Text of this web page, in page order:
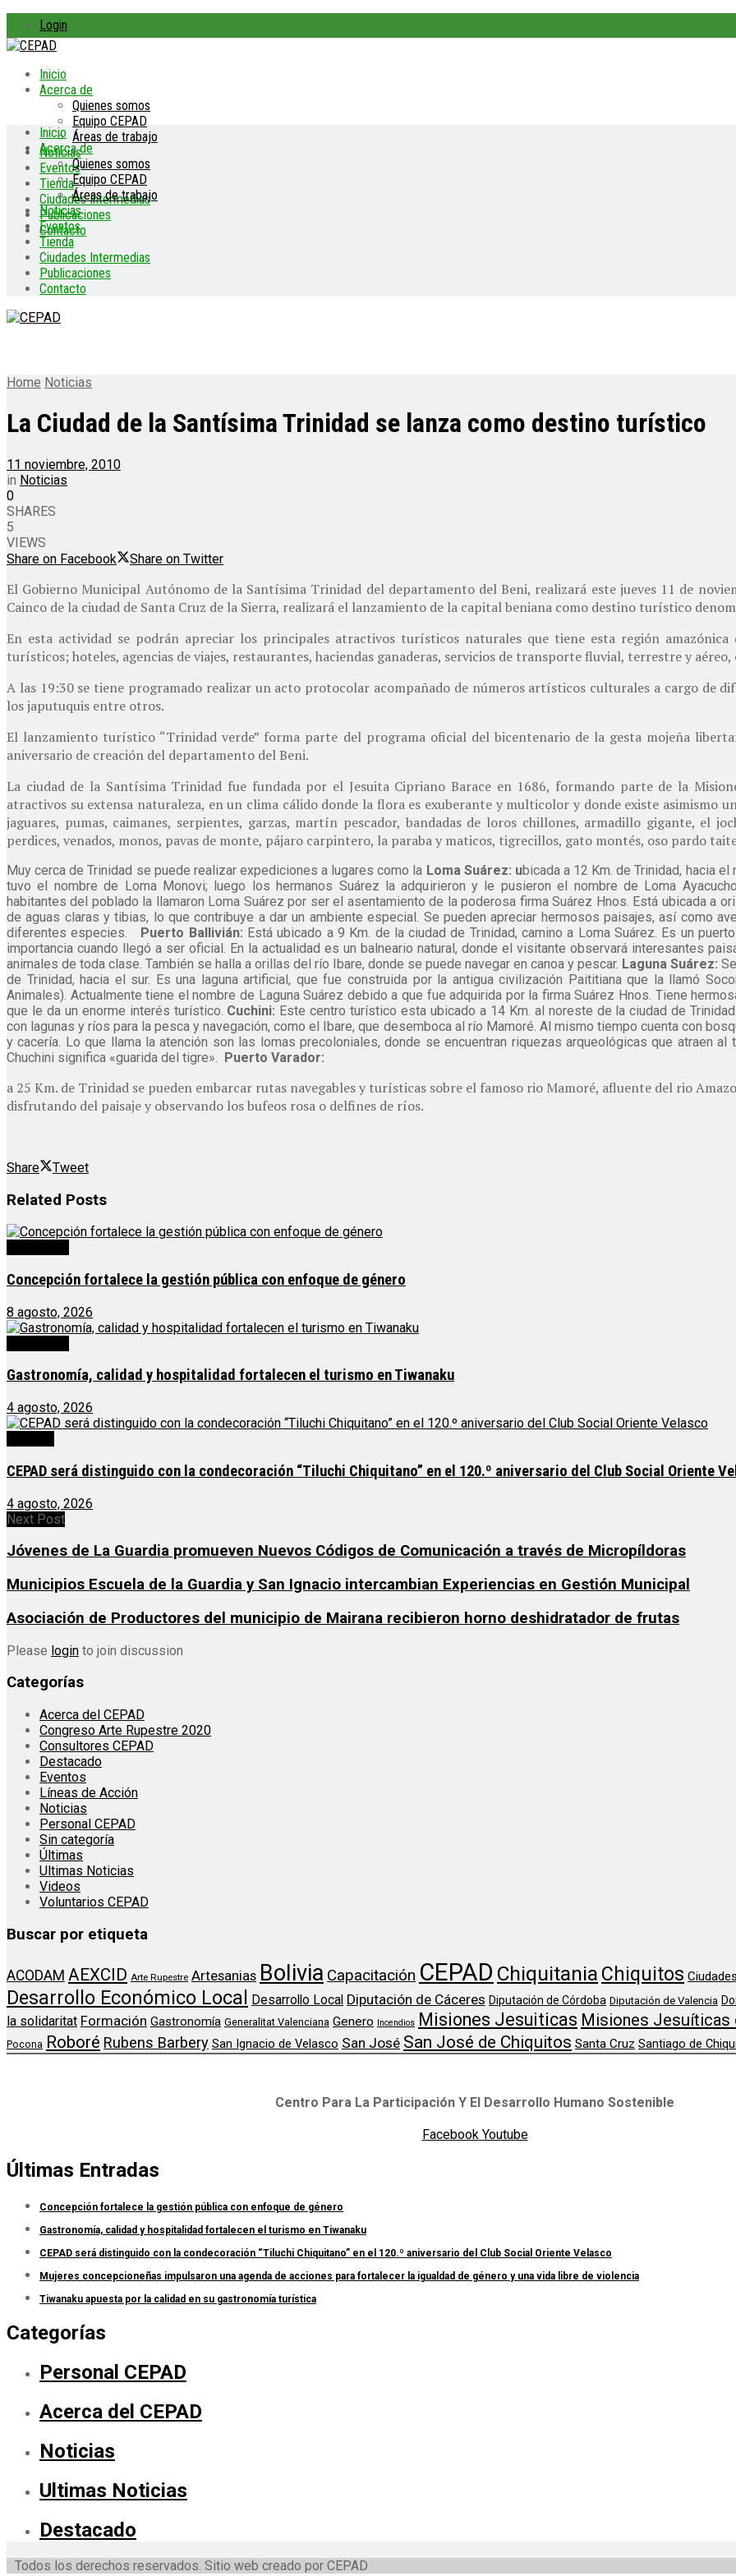
Login
Inicio
Acerca de
Quienes somos
Equipo CEPAD
Áreas de trabajo
Noticias
Eventos
Tienda
Ciudades Intermedias
Publicaciones
Contacto
Inicio
Acerca de
Quienes somos
Equipo CEPAD
Áreas de trabajo
Noticias
Eventos
Tienda
Ciudades Intermedias
Publicaciones
Contacto
Home Noticias
La Ciudad de la Santísima Trinidad se lanza como destino turístico
11 noviembre, 2010
in Noticias
0
SHARES
5
VIEWS
Share on Facebook
Share on Twitter
El Gobierno Municipal Autónomo de la Santísima Trinidad del departamento del Beni, realizará este jueves 11 de
Cainco de la ciudad de Santa Cruz de la Sierra, realizará el lanzamiento de la capital beniana como destino turístico
En esta actividad se podrán apreciar los principales atractivos turísticos naturales que tiene esta región
turísticos; hoteles, agencias de viajes, restaurantes, haciendas ganaderas, servicios de transporte fluvial, terrestre y aéreo,
A las 19:30 se tiene programado realizar un acto protocolar acompañado de números artísticos culturales a cargo de
los japutuquis entre otros.
El lanzamiento turístico “Trinidad verde” forma parte del programa oficial del bicentenario de la gesta mojeña
aniversario de creación del departamento del Beni.
La ciudad de la Santísima Trinidad fue fundada por el Jesuita Cipriano Barace en 1686, formando parte de la
atractivos su extensa naturaleza, en un clima cálido donde la flora es exuberante y multicolor y donde existe asimismo
jaguares, pumas, caimanes, serpientes, garzas, martín pescador, bandadas de loros chillones, armadillo gigante, el
perdices, venados, monos, pavas de monte, pájaro carpintero, la paraba y maticos, tigrecillos, gato montés, oso pardo
Muy cerca de Trinidad se puede realizar expediciones a lugares como la Loma Suárez: ubicada a 12 Km. de Trinidad, hacia
tuvo el nombre de Loma Monovi; luego los hermanos Suárez la adquirieron y le pusieron el nombre de Loma
habitantes del poblado la llamaron Loma Suárez por ser el asentamiento de la poderosa firma Suárez Hnos. Está ubicada a
de aguas claras y tibias, lo que contribuye a dar un ambiente especial. Se pueden apreciar hermosos paisajes, así como
diferentes especies. Puerto Ballivián: Está ubicado a 9 Km. de la ciudad de Trinidad, camino a Loma Suárez. Es un
importancia cuando llegó a ser oficial. En la actualidad es un balneario natural, donde el visitante observará interesantes
animales de toda clase. También se halla a orillas del río Ibare, donde se puede navegar en canoa y pescar. Laguna Suárez:
de Trinidad, hacia el sur. Es una laguna artificial, que fue construida por la antigua civilización Paititiana que la llamó
Animales). Actualmente tiene el nombre de Laguna Suárez debido a que fue adquirida por la firma Suárez Hnos. Tiene
que le da un enorme interés turístico. Cuchini: Este centro turístico esta ubicado a 14 Km. al noreste de la ciudad de
con lagunas y ríos para la pesca y navegación, como el Ibare, que desemboca al río Mamoré. Al mismo tiempo cuenta con
y cacería. Lo que llama la atención son las lomas precoloniales, donde se encuentran riquezas arqueológicas que atraen al
Chuchini significa «guarida del tigre». Puerto Varador:
a 25 Km. de Trinidad se pueden embarcar rutas navegables y turísticas sobre el famoso rio Mamoré, afluente del rio
disfrutando del paisaje y observando los bufeos rosa o delfines de ríos.
Share Tweet
Related Posts
Concepción fortalece la gestión pública con enfoque de género
8 agosto, 2026
Gastronomía, calidad y hospitalidad fortalecen el turismo en Tiwanaku
4 agosto, 2026
CEPAD será distinguido con la condecoración “Tiluchi Chiquitano” en el 120.º aniversario del Club Social Oriente
4 agosto, 2026
Next Post
Jóvenes de La Guardia promueven Nuevos Códigos de Comunicación a través de Micropíldoras
Municipios Escuela de la Guardia y San Ignacio intercambian Experiencias en Gestión Municipal
Asociación de Productores del municipio de Mairana recibieron horno deshidratador de frutas
Please login to join discussion
Categorías
Acerca del CEPAD
Congreso Arte Rupestre 2020
Consultores CEPAD
Destacado
Eventos
Líneas de Acción
Noticias
Personal CEPAD
Sin categoría
Últimas
Ultimas Noticias
Videos
Voluntarios CEPAD
Buscar por etiqueta
ACODAM AEXCID Arte Rupestre Artesanias Bolivia Capacitación CEPAD Chiquitania Chiquitos
Desarrollo Económico Local Desarrollo Local Diputación de Cáceres Diputación de Córdoba Diputación de Valencia
la solidaritat Formación Gastronomía Generalitat Valenciana Genero Incendios Misiones Jesuiticas Misiones Jesuíticas
Pocona Roboré Rubens Barbery San Ignacio de Velasco San José San José de Chiquitos Santa Cruz Santiago de
Centro Para La Participación Y El Desarrollo Humano Sostenible
Facebook Youtube
Últimas Entradas
Concepción fortalece la gestión pública con enfoque de género
Gastronomía, calidad y hospitalidad fortalecen el turismo en Tiwanaku
CEPAD será distinguido con la condecoración “Tiluchi Chiquitano” en el 120.º aniversario del Club Social Oriente Velasco
Mujeres concepcioneñas impulsaron una agenda de acciones para fortalecer la igualdad de género y una vida libre de violencia
Tiwanaku apuesta por la calidad en su gastronomía turística
Categorías
Personal CEPAD
Acerca del CEPAD
Noticias
Ultimas Noticias
Destacado
Todos los derechos reservados. Sitio web creado por CEPAD